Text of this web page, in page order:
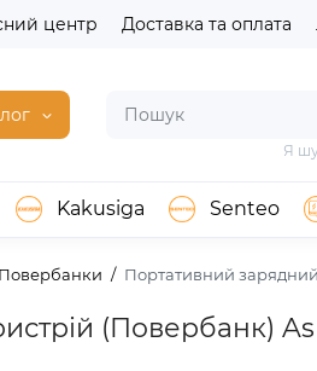
центр Доставка та оплата
Я
Kakusiga Senteo
Повербанки Портативний
(Повербанк)